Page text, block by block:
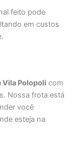
feito pode
em custos
Polopoli com
Nossa frota está
você
esteja na